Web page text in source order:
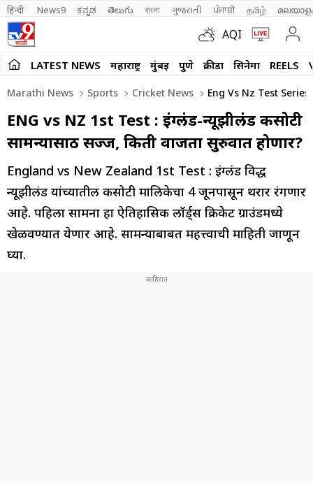
हिन्दी News9 ಕನ್ನಡ తెలుగు বাংলা ગુજરાતી ਪੰਜਾਬੀ தமிழ்
AQI
LATEST NEWS महाराष्ट्र मुंबई पुणे क्रीडा सिनेमा REELS
Marathi News Sports Cricket News Eng Vs Nz Test
ENG vs NZ 1st Test : इंग्लंड-न्यूझीलंड कसोटी
सामन्यासाठी सज्ज, किती वाजता सुरुवात होणार?
England vs New Zealand 1st Test : इंग्लंड विरुद्ध
न्यूझीलंड यांच्यातील कसोटी मालिकेचा 4 जूनपासून थरार रंगणार
आहे. पहिला सामना हा ऐतिहासिक लॉर्ड्स क्रिकेट ग्राउंडमध्ये
खेळवण्यात येणार आहे. सामन्याबाबत महत्त्वाची माहिती जाणून
घ्या.